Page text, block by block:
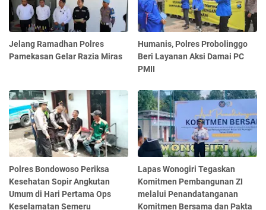
Jelang Ramadhan Polres
Pamekasan Gelar Razia Miras
Humanis, Polres Probolinggo
Beri Layanan Aksi Damai PC
PMII
Polres Bondowoso Periksa
Kesehatan Sopir Angkutan
Umum di Hari Pertama Ops
Keselamatan Semeru
Lapas Wonogiri Tegaskan
Komitmen Pembangunan ZI
melalui Penandatanganan
Komitmen Bersama dan Pakta